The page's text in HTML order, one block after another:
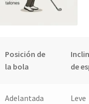
Posición de
la bola
de
Adelantada
Leve